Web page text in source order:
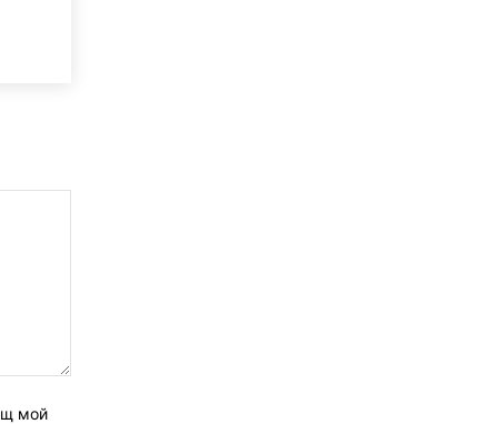
мой